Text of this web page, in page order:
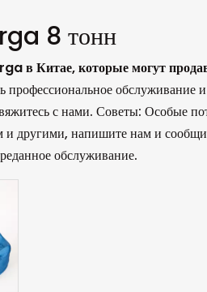
8 тонн
в Китае, которые могут
обслуживание
с нами. Советы: Особые
и другими, напишите нам и
обслуживание.